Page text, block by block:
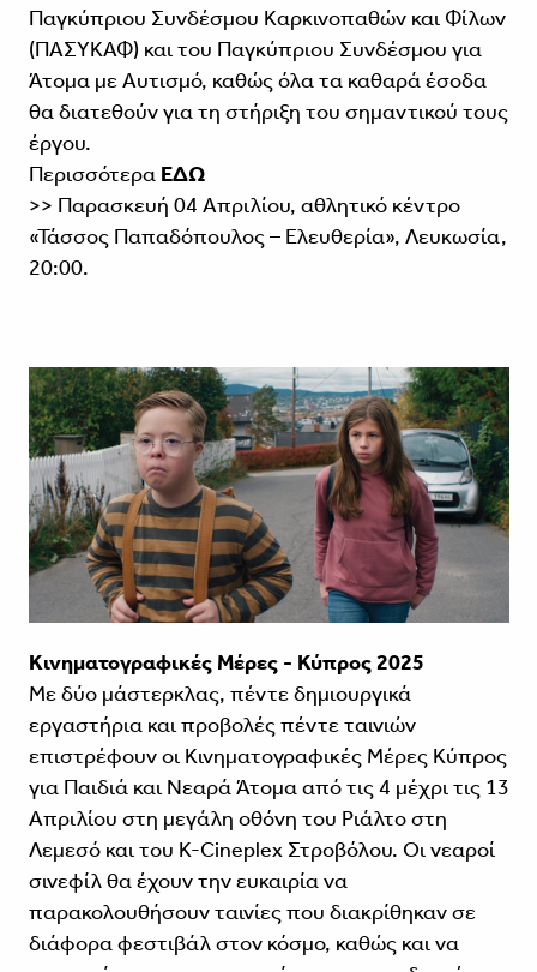
Παγκύπριου Συνδέσμου Καρκινοπαθών και Φίλων
(ΠΑΣΥΚΑΦ) και του Παγκύπριου Συνδέσμου για
Άτομα με Αυτισμό, καθώς όλα τα καθαρά έσοδα
θα διατεθούν για τη στήριξη του σημαντικού τους
έργου.
Περισσότερα ΕΔΩ
>> Παρασκευή 04 Απριλίου, αθλητικό κέντρο
«Τάσσος Παπαδόπουλος – Ελευθερία», Λευκωσία,
20:00.
Κινηματογραφικές Μέρες - Κύπρος 2025
Με δύο μάστερκλας, πέντε δημιουργικά
εργαστήρια και προβολές πέντε ταινιών
επιστρέφουν οι Κινηματογραφικές Μέρες Κύπρος
για Παιδιά και Νεαρά Άτομα από τις 4 μέχρι τις 13
Απριλίου στη μεγάλη οθόνη του Ριάλτο στη
Λεμεσό και του K-Cineplex Στροβόλου. Oι νεαροί
σινεφίλ θα έχουν την ευκαιρία να
παρακολουθήσουν ταινίες που διακρίθηκαν σε
διάφορα φεστιβάλ στον κόσμο, καθώς και να